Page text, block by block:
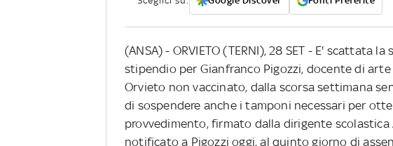
(ANSA) - ORVIETO (TERNI), 28 SET - E' scattata
stipendio per Gianfranco Pigozzi, docente di
Orvieto non vaccinato, dalla scorsa settimana
di sospendere anche i tamponi necessari per
provvedimento, firmato dalla dirigente
notificato a Pigozzi oggi, al quinto giorno di